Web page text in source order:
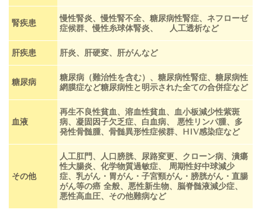
腎疾患
慢性腎炎、慢性腎不全、糖尿病性腎症、ネフローゼ
症候群、慢性糸球体腎炎、 人工透析など
肝疾患 肝炎、肝硬変、肝がんなど
糖尿病
糖尿病（難治性を含む）、糖尿病性腎症、糖尿病性
網膜症など糖尿病性と明示された全ての合併症など
血液
再生不良性貧血、溶血性貧血、血小板減少性紫斑
病、凝固因子欠乏症、白血病、 悪性リンパ腫、多
発性骨髄腫、骨髄異形性症候群、HIV感染症など
その他
人工肛門、人口膀胱、尿路変更、クローン病、潰瘍
性大腸炎、化学物質過敏症、 周期性好中球減少
症、乳がん・胃がん・子宮頸がん・膀胱がん・直腸
がん等の癌 全般、悪性新生物、脳脊髄液減少症、
悪性高血圧、その他難病など